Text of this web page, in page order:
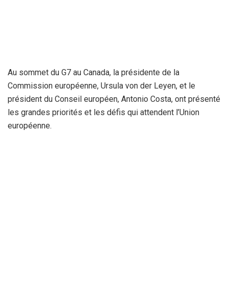
Au sommet du G7 au Canada, la présidente de la
Commission européenne, Ursula von der Leyen, et le
président du Conseil européen, Antonio Costa, ont présenté
les grandes priorités et les défis qui attendent l’Union
européenne.